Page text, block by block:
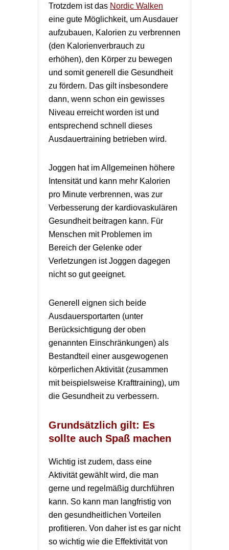
Trotzdem ist das Nordic Walken
eine gute Möglichkeit, um Ausdauer
aufzubauen, Kalorien zu verbrennen
(den Kalorienverbrauch zu
erhöhen), den Körper zu bewegen
und somit generell die Gesundheit
zu fördern. Das gilt insbesondere
dann, wenn schon ein gewisses
Niveau erreicht worden ist und
entsprechend schnell dieses
Ausdauertraining betrieben wird.
Joggen hat im Allgemeinen höhere
Intensität und kann mehr Kalorien
pro Minute verbrennen, was zur
Verbesserung der kardiovaskulären
Gesundheit beitragen kann. Für
Menschen mit Problemen im
Bereich der Gelenke oder
Verletzungen ist Joggen dagegen
nicht so gut geeignet.
Generell eignen sich beide
Ausdauersportarten (unter
Berücksichtigung der oben
genannten Einschränkungen) als
Bestandteil einer ausgewogenen
körperlichen Aktivität (zusammen
mit beispielsweise Krafttraining), um
die Gesundheit zu verbessern.
Grundsätzlich gilt: Es
sollte auch Spaß machen
Wichtig ist zudem, dass eine
Aktivität gewählt wird, die man
gerne und regelmäßig durchführen
kann. So kann man langfristig von
den gesundheitlichen Vorteilen
profitieren. Von daher ist es gar nicht
so wichtig wie die Effektivität von